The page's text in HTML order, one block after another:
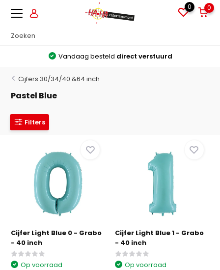
0 0
Vandaag besteld direct verstuurd
Cijfers 30/34/40 &64 inch
Pastel Blue
Filters
Cijfer Light Blue 0 - Grabo
- 40 inch
Op voorraad
Cijfer Light Blue 1 - Grabo
- 40 inch
Op voorraad